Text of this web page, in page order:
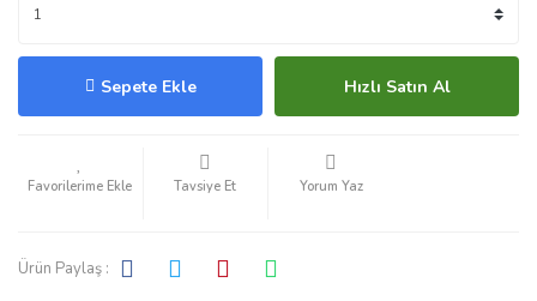
Sepete Ekle Hızlı Satın Al
Tavsiye Et Yorum Yaz
Ürün Paylaş :